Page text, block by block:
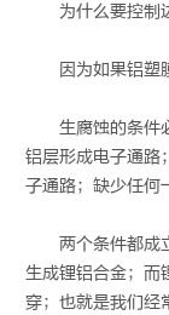
为什么要控制
因为如果铝塑
生腐蚀的条件
铝层形成电子通路
子通路；缺少任何
两个条件都成
生成锂铝合金；而
穿；也就是我们经